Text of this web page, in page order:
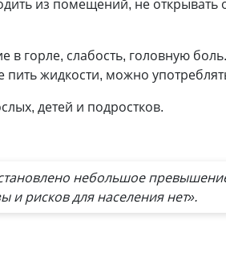
из помещений, не открывать
горле, слабость, головную
жидкости, можно
детей и подростков.
небольшое
и рисков для населения нет».